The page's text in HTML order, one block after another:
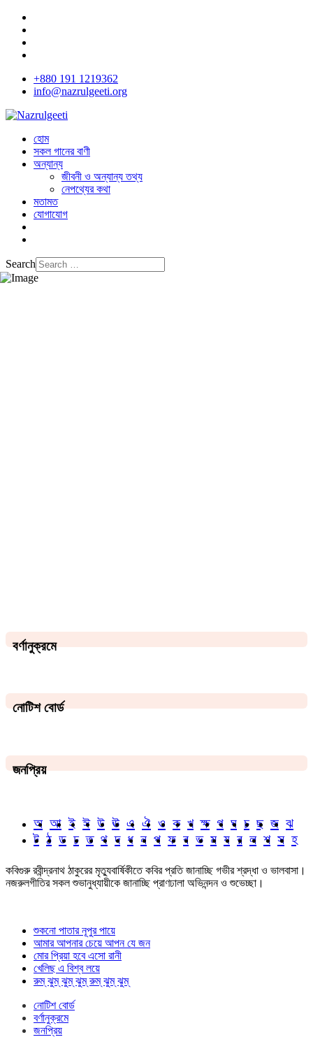
+880 191 1219362
info@nazrulgeeti.org
হোম
সকল গানের বাণী
অন্যান্য
জীবনী ও অন্যান্য তথ্য
নেপথ্যের কথা
মতামত
যোগাযোগ
Search
বর্ণানুক্রমে
নোটিশ বোর্ড
জনপ্রিয়
অ আ ই ঈ উ ঊ এ ঐ ও ক খ ক্ষ গ ঘ চ ছ জ ঝ
ট ঠ ড ঢ ত থ দ ধ ন প ফ ব ভ ম য র ল শ স হ
কবিগুরু রবীন্দ্রনাথ ঠাকুরের মৃত্যুবার্ষিকীতে কবির প্রতি জানাচ্ছি গভীর শ্রদ্ধা ও ভালবাসা।
নজরুলগীতির সকল শুভানুধ্যায়ীকে জানাচ্ছি প্রাণঢালা অভিনন্দন ও শুভেচ্ছা।
শুকনো পাতার নূপুর পায়ে
আমার আপনার চেয়ে আপন যে জন
মোর প্রিয়া হবে এসো রানী
খেলিছ এ বিশ্ব লয়ে
রুম্ ঝুম্ ঝুম্ ঝুম্ রুম্ ঝুম্ ঝুম্
নোটিশ বোর্ড
বর্ণানুক্রমে
জনপ্রিয়